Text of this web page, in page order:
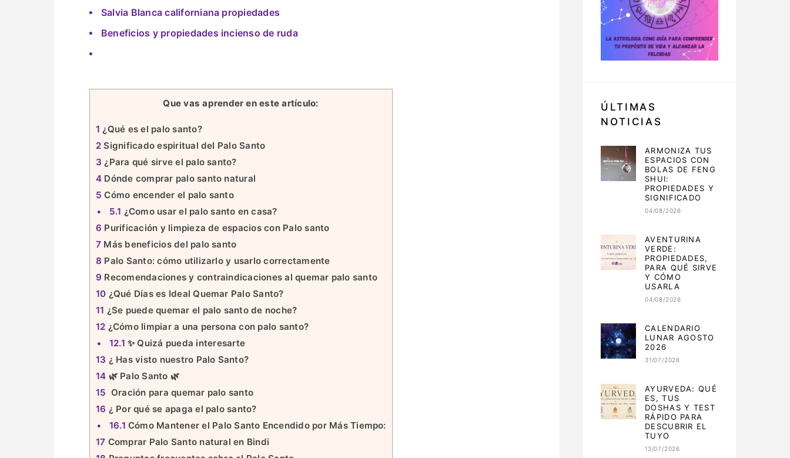
Salvia Blanca californiana propiedades
Beneficios y propiedades incienso de ruda
Que vas aprender en este artículo:
1 ¿Qué es el palo santo?
2 Significado espiritual del Palo Santo
3 ¿Para qué sirve el palo santo?
4 Dónde comprar palo santo natural
5 Cómo encender el palo santo
5.1 ¿Como usar el palo santo en casa?
6 Purificación y limpieza de espacios con Palo santo
7 Más beneficios del palo santo
8 Palo Santo: cómo utilizarlo y usarlo correctamente
9 Recomendaciones y contraindicaciones al quemar palo santo
10 ¿Qué Días es Ideal Quemar Palo Santo?
11 ¿Se puede quemar el palo santo de noche?
12 ¿Cómo limpiar a una persona con palo santo?
12.1 ✨ Quizá pueda interesarte
13 ¿ Has visto nuestro Palo Santo?
14 🌿 Palo Santo 🌿
15 Oración para quemar palo santo
16 ¿ Por qué se apaga el palo santo?
16.1 Cómo Mantener el Palo Santo Encendido por Más Tiempo:
17 Comprar Palo Santo natural en Bindi
ÚLTIMAS
NOTICIAS
ARMONIZA TUS
ESPACIOS CON
BOLAS DE FENG
SHUI:
PROPIEDADES Y
SIGNIFICADO
04/08/2026
AVENTURINA
VERDE:
PROPIEDADES,
PARA QUÉ SIRVE
Y CÓMO
USARLA
04/08/2026
CALENDARIO
LUNAR AGOSTO
2026
31/07/2026
AYURVEDA: QUÉ
ES, TUS
DOSHAS Y TEST
RÁPIDO PARA
DESCUBRIR EL
TUYO
13/07/2026